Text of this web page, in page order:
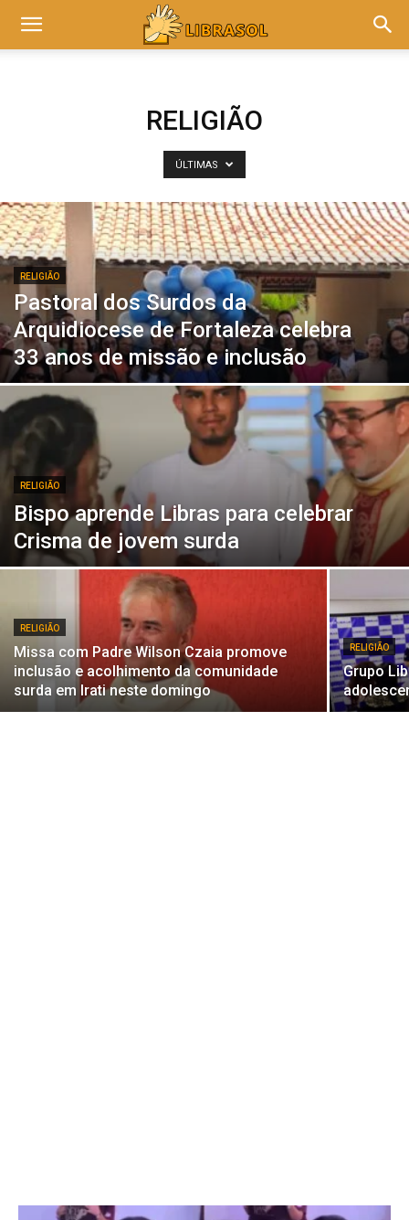
RELIGIÃO
ÚLTIMAS
RELIGIÃO
Pastoral dos Surdos da
Arquidiocese de Fortaleza celebra
33 anos de missão e inclusão
RELIGIÃO
Bispo aprende Libras para celebrar
Crisma de jovem surda
RELIGIÃO
Missa com Padre Wilson Czaia promove
inclusão e acolhimento da comunidade
surda em Irati neste domingo
RELIGIÃO
Grupo